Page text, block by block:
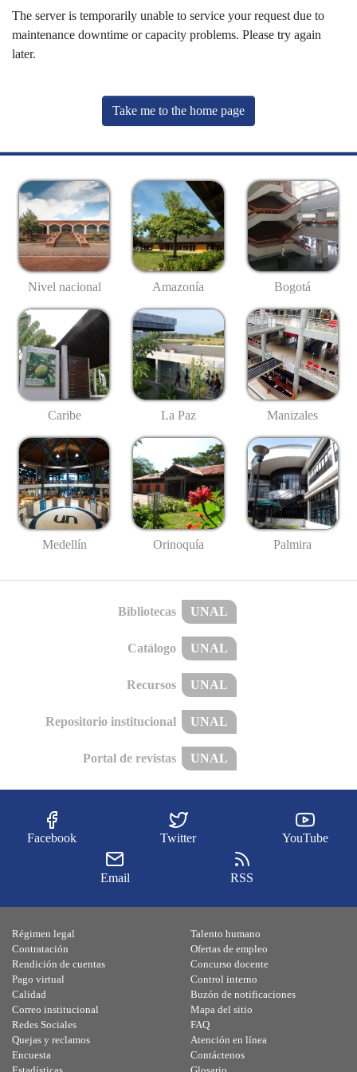
The server is temporarily unable to service your request due to
maintenance downtime or capacity problems. Please try again
later.
Take me to the home page
Nivel nacional Amazonía Bogotá
Caribe La Paz Manizales
Medellín Orinoquía Palmira
Bibliotecas UNAL
Catálogo UNAL
Recursos UNAL
Repositorio institucional UNAL
Portal de revistas UNAL
Facebook Twitter YouTube
Email RSS
Régimen legal
Contratación
Rendición de cuentas
Pago virtual
Calidad
Talento humano
Ofertas de empleo
Concurso docente
Control interno
Buzón de notificaciones
Correo institucional
Redes Sociales
Quejas y reclamos
Encuesta
Mapa del sitio
FAQ
Atención en línea
Contáctenos